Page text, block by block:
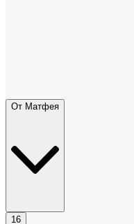
От Матфея
16